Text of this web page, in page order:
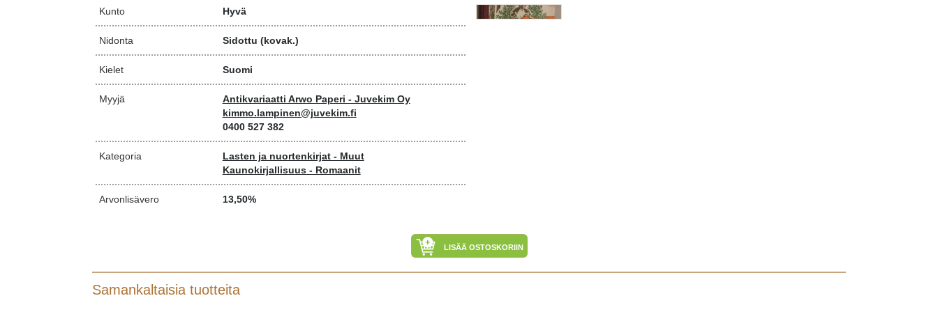
Kunto Hyvä
Nidonta Sidottu (kovak.)
Kielet Suomi
Myyjä
Antikvariaatti Arwo Paperi - Juvekim Oy
kimmo.lampinen@juvekim.fi
0400 527 382
Kategoria
Lasten ja nuortenkirjat - Muut
Kaunokirjallisuus - Romaanit
Arvonlisävero 13,50%
LISÄÄ OSTOSKORIIN
Samankaltaisia tuotteita